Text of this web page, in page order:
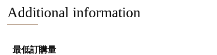
Additional information
最低訂購量